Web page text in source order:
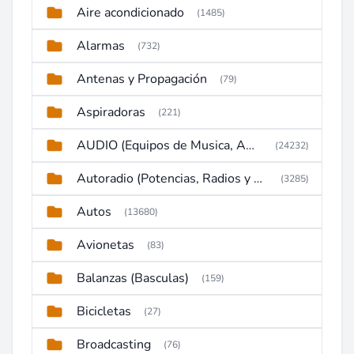
Aire acondicionado (1485)
Alarmas (732)
Antenas y Propagación (79)
Aspiradoras (221)
AUDIO (Equipos de Musica, Amplificadores, Reproductores, Etc) (24232)
Autoradio (Potencias, Radios y DVD) (3285)
Autos (13680)
Avionetas (83)
Balanzas (Basculas) (159)
Bicicletas (27)
Broadcasting (76)